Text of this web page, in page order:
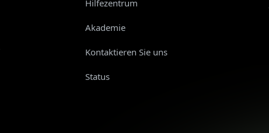
Hilfezentrum
Akademie
Kontaktieren Sie uns
Status